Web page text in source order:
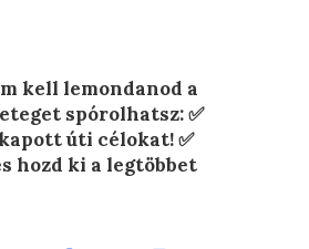
kell lemondanod a
spórolhatsz: ✅
úti célokat! ✅
hozd ki a legtöbbet